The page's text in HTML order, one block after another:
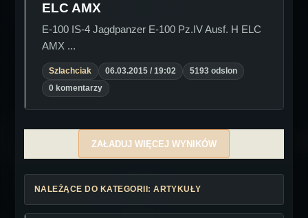
ELC AMX
E-100 IS-4 Jagdpanzer E-100 Pz.IV Ausf. H ELC
AMX ...
Szlachciak 06.03.2015 / 19:02
5193 odslon
0 komentarzy
ZAŁADUJ WIĘCEJ WYNIKÓW
NALEŻĄCE DO KATEGORII: ARTYKUŁY